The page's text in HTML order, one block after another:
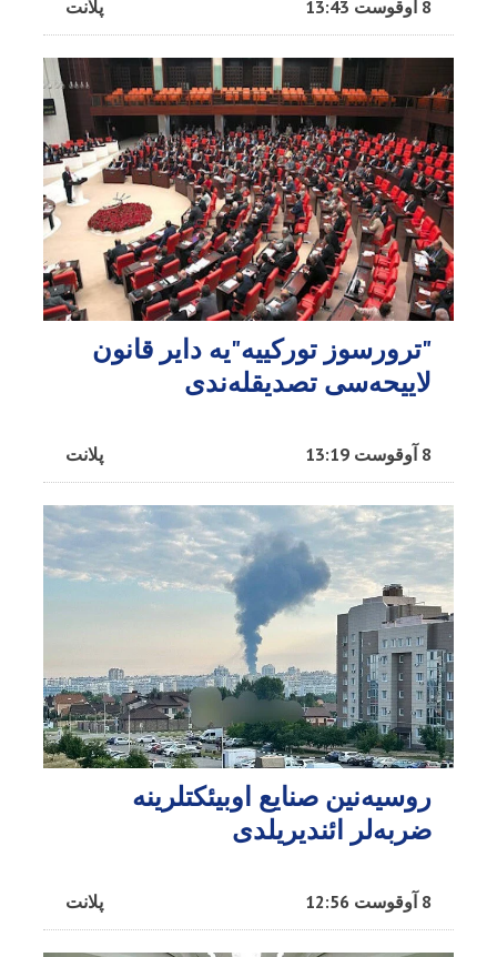
پلانت 8 آوقوست 13:43
"ترورسوز تورکییه"یه دایر قانون
لاییحه‌سی تصدیقله‌ندی
پلانت 8 آوقوست 13:19
روسیه‌نین صنایع اوبیئکتلرینه
ضربه‌لر ائندیریلدی
پلانت 8 آوقوست 12:56